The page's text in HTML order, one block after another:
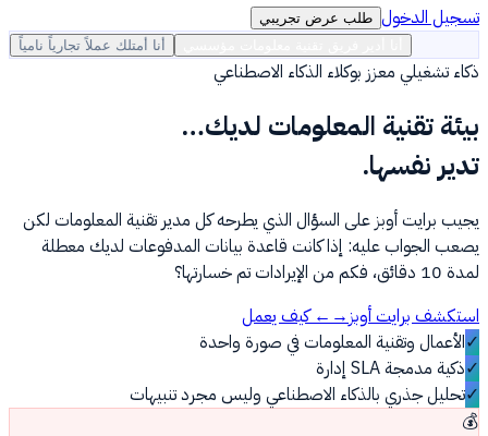
تسجيل الدخول طلب عرض تجريبي
أنا أمتلك عملاً تجارياً نامياً
ذكاء تشغيلي معزز بوكلاء الذكاء الاصطناعي
بيئة تقنية المعلومات لديك…
تدير نفسها.
يجيب برايت أوبز على السؤال الذي يطرحه كل مدير تقنية المعلومات لكن
يصعب الجواب عليه: إذا كانت قاعدة بيانات المدفوعات لديك معطلة
لمدة 10 دقائق، فكم من الإيرادات تم خسارتها؟
استكشف برايت أوبز→← كيف يعمل
✓الأعمال وتقنية المعلومات في صورة واحدة
✓ذكية مدمجة SLA إدارة
✓تحليل جذري بالذكاء الاصطناعي وليس مجرد تنبيهات
💰